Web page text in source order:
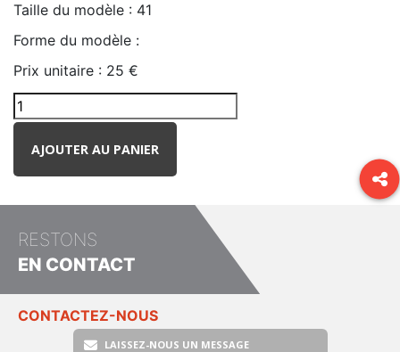
Taille du modèle : 41
Forme du modèle :
Prix unitaire : 25 €
AJOUTER AU PANIER
RESTONS
EN CONTACT
CONTACTEZ-NOUS
LAISSEZ-NOUS UN MESSAGE